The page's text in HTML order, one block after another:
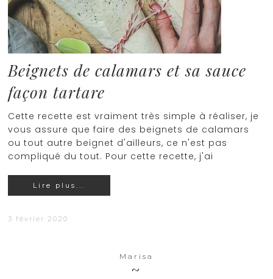
Beignets de calamars et sa sauce
façon tartare
Cette recette est vraiment très simple à réaliser, je
vous assure que faire des beignets de calamars
ou tout autre beignet d'ailleurs, ce n'est pas
compliqué du tout. Pour cette recette, j'ai
Lire plus...
3 février 2020
Marisa